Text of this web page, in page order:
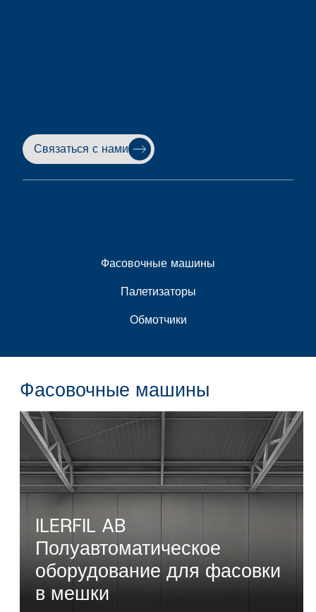
Связаться с нами
Фасовочные машины
Палетизаторы
Обмотчики
Фасовочные машины
ILERFIL AB
Полуавтоматическое
оборудование для фасовки
в мешки